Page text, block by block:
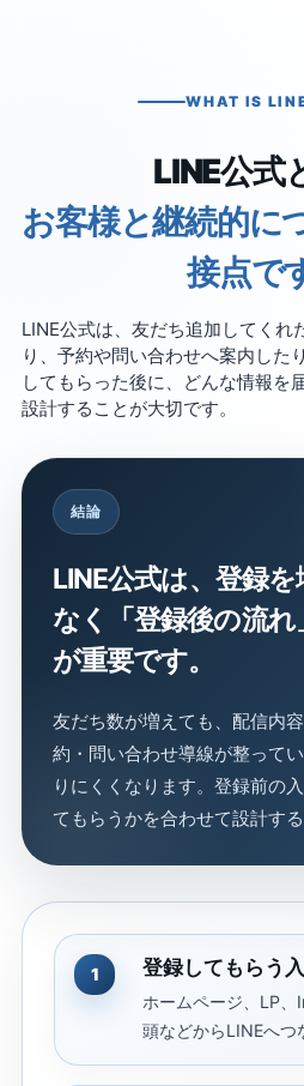
WHAT IS
LINE公式
お客様と継続的に
接点で
LINE公式は、友だち追加してくれ
り、予約や問い合わせへ案内した
してもらった後に、どんな情報を
設計することが大切です。
結論
LINE公式は、登録
なく「登録後の流れ
が重要です。
友だち数が増えても、配信内
約・問い合わせ導線が整って
りにくくなります。登録前の
てもらうかを合わせて設計する
1 登録してもらう
ホームページ、LP
頭などからLINEへつ